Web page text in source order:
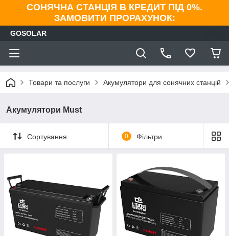
СОНЯЧНА СТАНЦІЯ В КРЕДИТ ПІД 0%.
ЗАМОВИТИ ПРОРАХУНОК:
GOSOLAR
Товари та послуги Акумулятори для сонячних станцій
Акумулятори Must
Сортування 0 Фільтри